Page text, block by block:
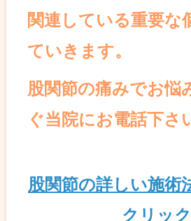
関連している重要な
ていきます。
股関節の痛みでお悩
ぐ当院にお電話下さ
股関節の詳しい施術
クリック